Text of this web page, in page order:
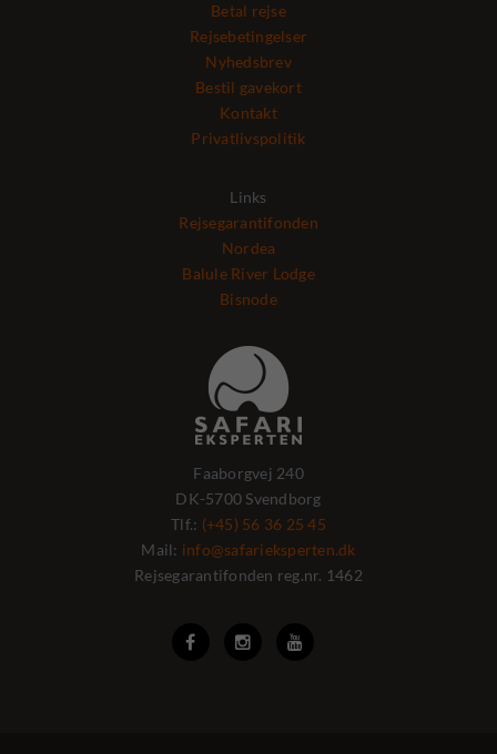
Betal rejse
Rejsebetingelser
Nyhedsbrev
Bestil gavekort
Kontakt
Privatlivspolitik
Links
Rejsegarantifonden
Nordea
Balule River Lodge
Bisnode
Faaborgvej 240
DK-5700 Svendborg
Tlf.: (+45) 56 36 25 45
Mail: info@safarieksperten.dk
Rejsegarantifonden reg.nr. 1462
  